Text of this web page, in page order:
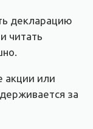
декларацию
читать
акции или
за